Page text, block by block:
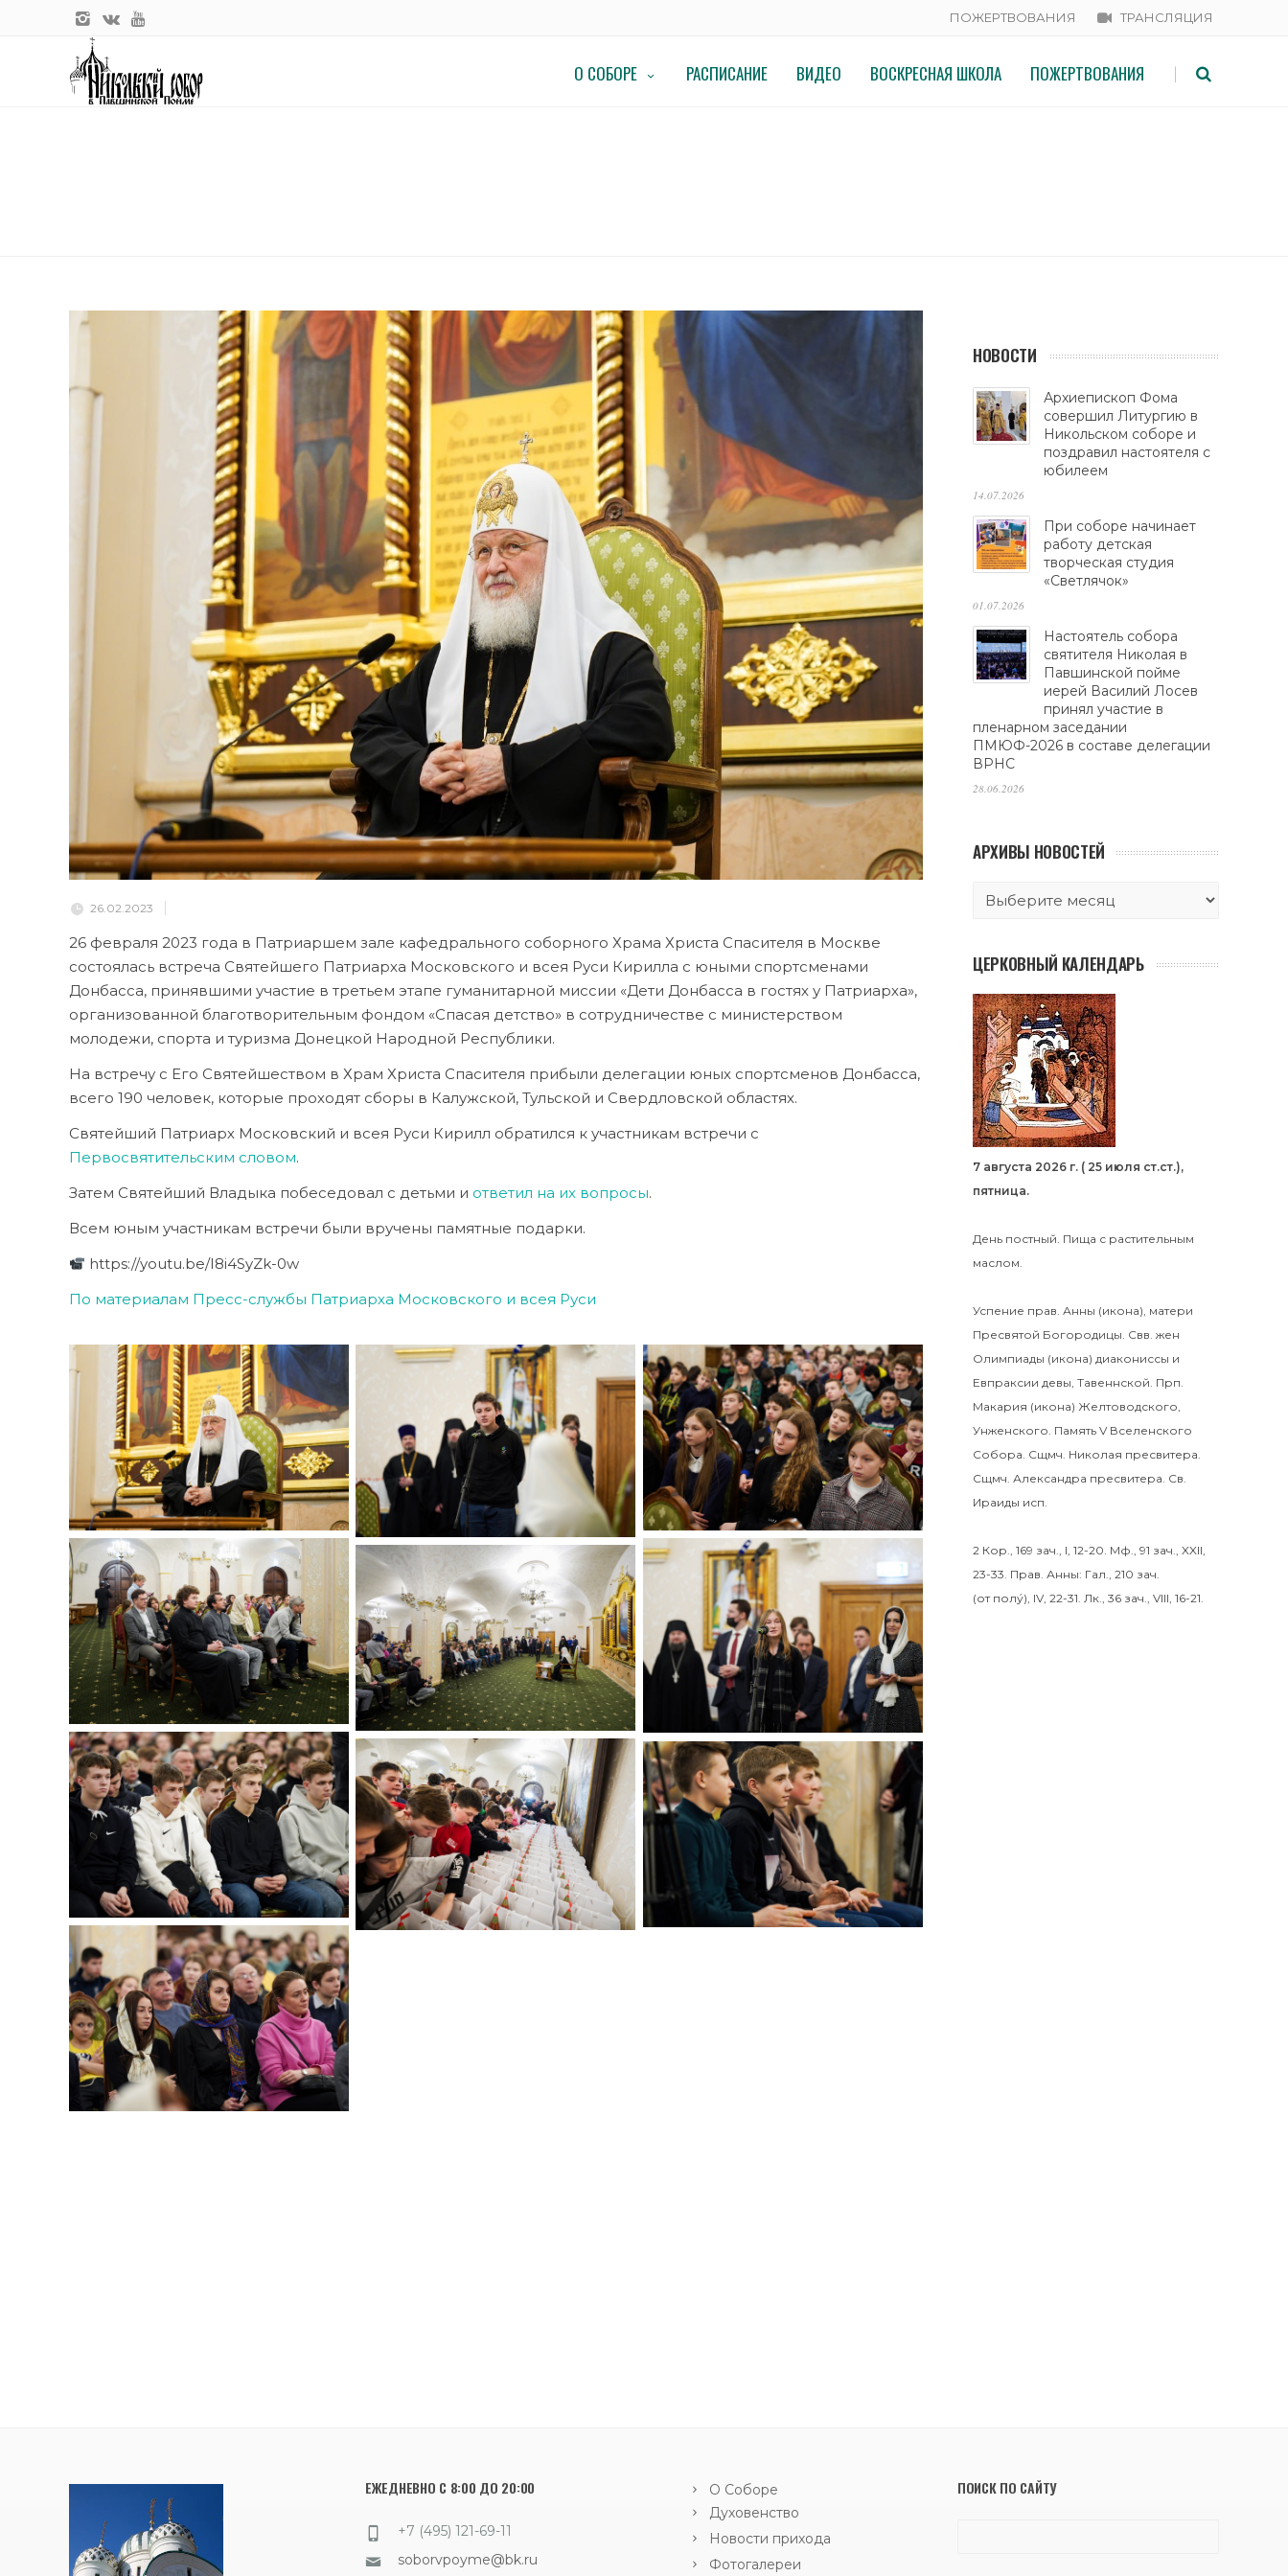
ТРАНСЛЯЦИЯ
ПОЖЕРТВОВАНИЯ
О СОБОРЕ РАСПИСАНИЕ ВИДЕО ВОСКРЕСНАЯ ШКОЛА ПОЖЕРТВОВАНИЯ |
26.02.2023
26 февраля 2023 года в Патриаршем зале кафедрального соборного Храма Христа Спасителя в Москве
состоялась встреча Святейшего Патриарха Московского и всея Руси Кирилла с юными спортсменами
Донбасса, принявшими участие в третьем этапе гуманитарной миссии «Дети Донбасса в гостях у Патриарха»,
организованной благотворительным фондом «Спасая детство» в сотрудничестве с министерством
молодежи, спорта и туризма Донецкой Народной Республики.
На встречу с Его Святейшеством в Храм Христа Спасителя прибыли делегации юных спортсменов Донбасса,
всего 190 человек, которые проходят сборы в Калужской, Тульской и Свердловской областях.
Святейший Патриарх Московский и всея Руси Кирилл обратился к участникам встречи с
Первосвятительским словом.
Затем Святейший Владыка побеседовал с детьми и ответил на их вопросы.
Всем юным участникам встречи были вручены памятные подарки.
https://youtu.be/I8i4SyZk-0w
По материалам Пресс-службы Патриарха Московского и всея Руси
НОВОСТИ
Архиепископ Фома
совершил Литургию в
Никольском соборе и
поздравил настоятеля с
юбилеем
14.07.2026
При соборе начинает
работу детская
творческая студия
«Светлячок»
01.07.2026
Настоятель собора
святителя Николая в
Павшинской пойме
иерей Василий Лосев
принял участие в
пленарном заседании
ПМЮФ-2026 в составе делегации
ВРНС
28.06.2026
АРХИВЫ НОВОСТЕЙ
ЦЕРКОВНЫЙ КАЛЕНДАРЬ
7 августа 2026 г. ( 25 июля ст.ст.),
пятница.
День постный. Пища с растительным
маслом.
Успение прав. Анны (икона), матери
Пресвятой Богородицы. Свв. жен
Олимпиады (икона) диакониссы и
Евпраксии девы, Тавеннской. Прп.
Макария (икона) Желтоводского,
Унженского. Память V Вселенского
Собора. Сщмч. Николая пресвитера.
Сщмч. Александра пресвитера. Св.
Ираиды исп.
2 Кор., 169 зач., I, 12-20. Мф., 91 зач., XXII,
23-33. Прав. Анны: Гал., 210 зач.
(от полу́), IV, 22-31. Лк., 36 зач., VIII, 16-21.
ЕЖЕДНЕВНО С 8:00 ДО 20:00
+7 (495) 121-69-11
soborvpoyme@bk.ru
О Соборе
Духовенство
Новости прихода
Фотогалереи
ПОИСК ПО САЙТУ